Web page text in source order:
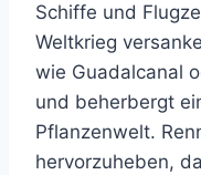
Schiffe und
Weltkrieg
wie Guadalcanal
und beherbergt
Pflanzenwelt.
hervorzuheben,